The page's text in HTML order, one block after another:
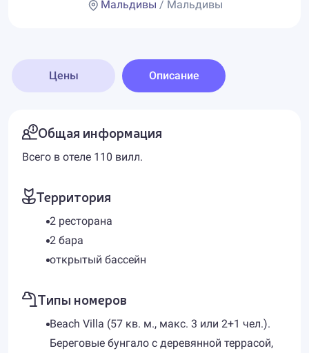
Мальдивы / Мальдивы
Цены Описание
Общая информация
Всего в отеле 110 вилл.
Территория
2 ресторана
2 бара
открытый бассейн
Типы номеров
Beach Villa (57 кв. м., макс. 3 или 2+1 чел.).
Береговые бунгало с деревянной террасой,